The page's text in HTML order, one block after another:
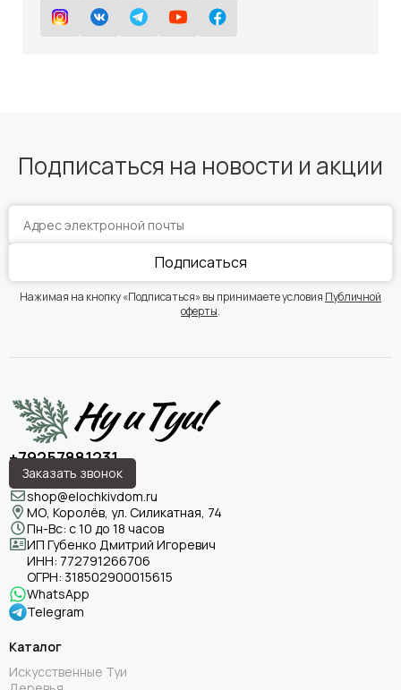
Подписаться на новости и акции
Подписаться
Нажимая на кнопку «Подписаться» вы принимаете условия Публичной
оферты.
+79257881231
Заказать звонок
shop@elochkivdom.ru
МО, Королёв, ул. Силикатная, 74
Пн-Вс: с 10 до 18 часов
ИП Губенко Дмитрий Игоревич
ИНН: 772791266706
ОГРН: 318502900015615
WhatsApp
Telegram
Каталог
Искусственные Туи